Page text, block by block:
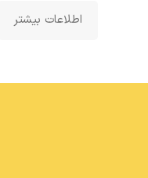
اطلاعات بیشتر